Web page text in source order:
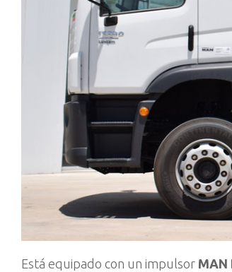
Está equipado con un impulsor MAN